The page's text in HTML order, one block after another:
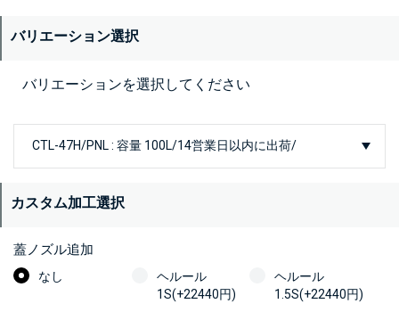
バリエーション選択
バリエーションを選択してください
カスタム加工選択
蓋ノズル追加
なし
ヘルール
1S(+22440円)
ヘルール
1.5S(+22440円)